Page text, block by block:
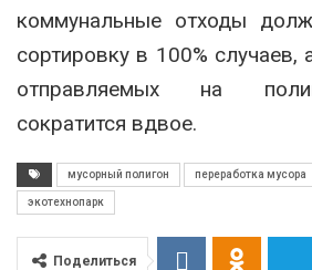
коммунальные отходы
сортировку в 100% случаев,
отправляемых на
сократится вдвое.
мусорный полигон переработка мусора
экотехнопарк
Поделиться